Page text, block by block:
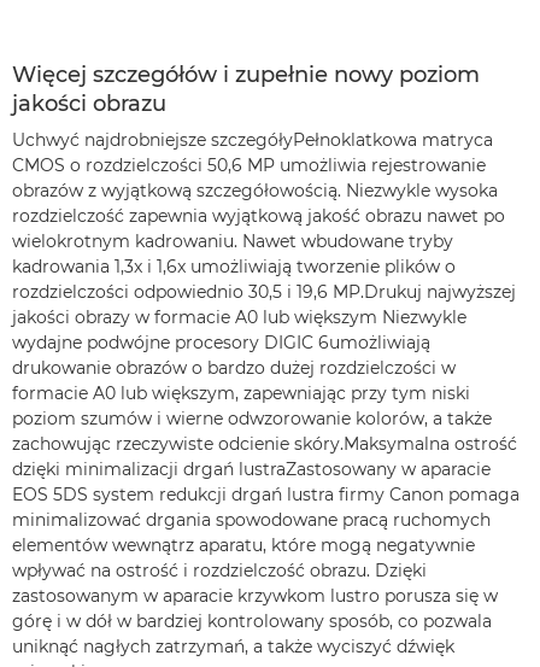
Więcej szczegółów i zupełnie nowy poziom
jakości obrazu
Uchwyć najdrobniejsze szczegółyPełnoklatkowa matryca
CMOS o rozdzielczości 50,6 MP umożliwia rejestrowanie
obrazów z wyjątkową szczegółowością. Niezwykle wysoka
rozdzielczość zapewnia wyjątkową jakość obrazu nawet po
wielokrotnym kadrowaniu. Nawet wbudowane tryby
kadrowania 1,3x i 1,6x umożliwiają tworzenie plików o
rozdzielczości odpowiednio 30,5 i 19,6 MP.Drukuj najwyższej
jakości obrazy w formacie A0 lub większym Niezwykle
wydajne podwójne procesory DIGIC 6umożliwiają
drukowanie obrazów o bardzo dużej rozdzielczości w
formacie A0 lub większym, zapewniając przy tym niski
poziom szumów i wierne odwzorowanie kolorów, a także
zachowując rzeczywiste odcienie skóry.Maksymalna ostrość
dzięki minimalizacji drgań lustraZastosowany w aparacie
EOS 5DS system redukcji drgań lustra firmy Canon pomaga
minimalizować drgania spowodowane pracą ruchomych
elementów wewnątrz aparatu, które mogą negatywnie
wpływać na ostrość i rozdzielczość obrazu. Dzięki
zastosowanym w aparacie krzywkom lustro porusza się w
górę i w dół w bardziej kontrolowany sposób, co pozwala
uniknąć nagłych zatrzymań, a także wyciszyć dźwięk